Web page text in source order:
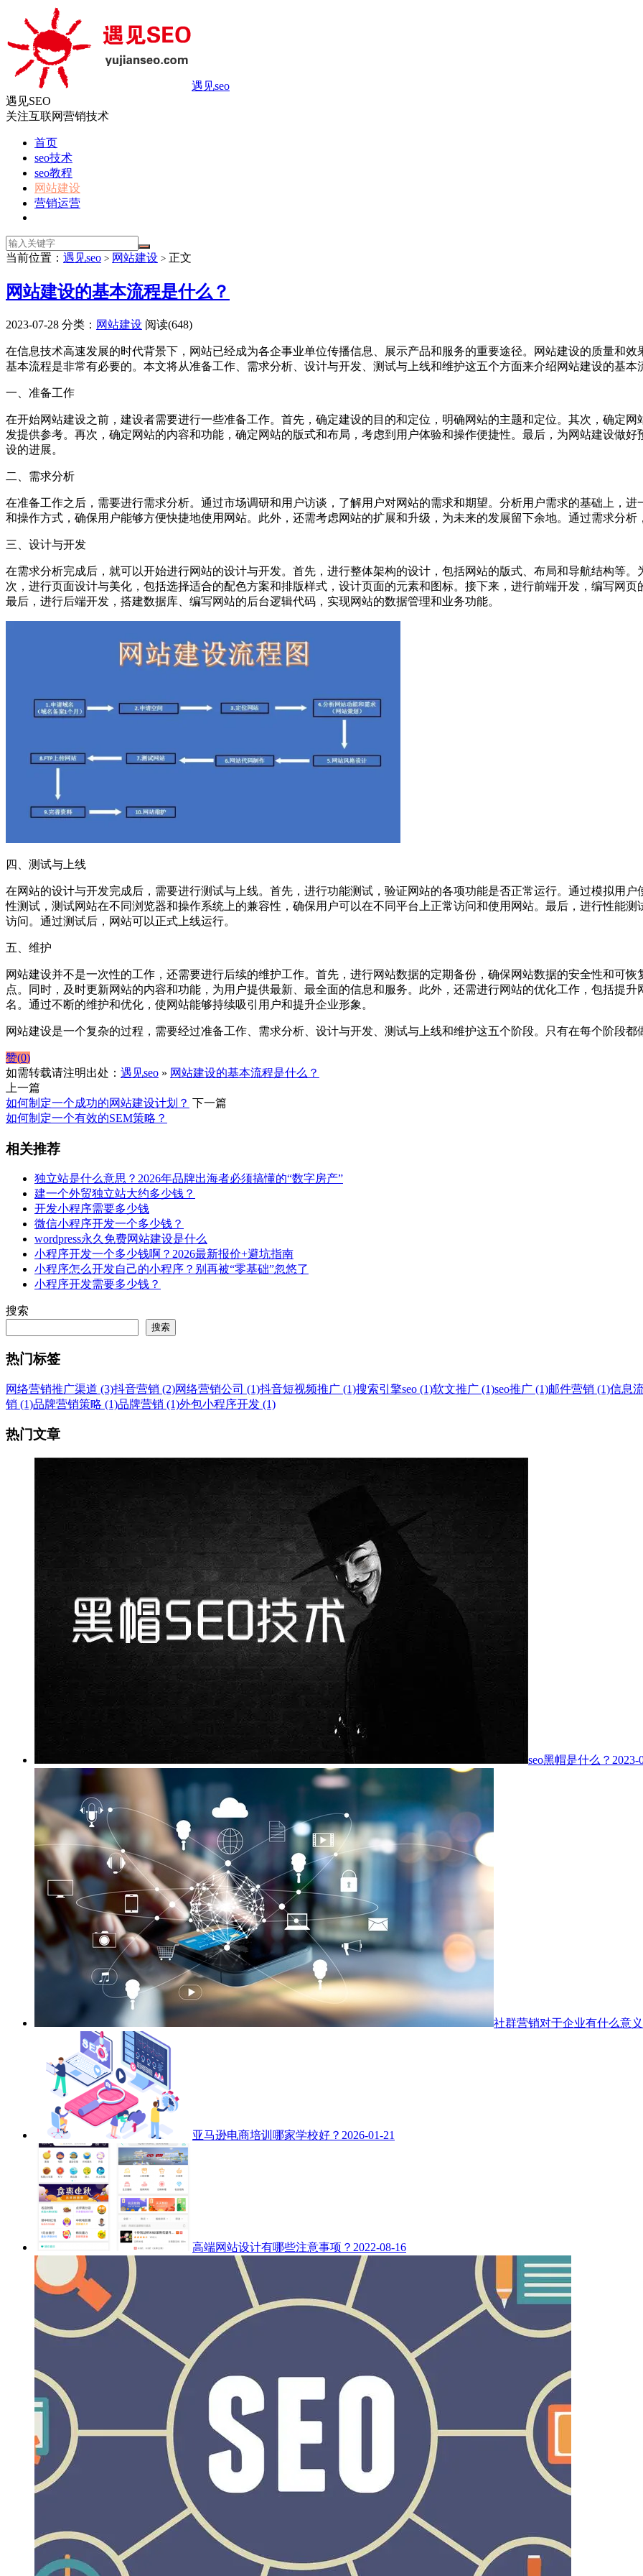
遇见seo
遇见SEO
关注互联网营销技术
首页
seo技术
seo教程
网站建设
营销运营
当前位置： 遇见seo > 网站建设 > 正文
网站建设的基本流程是什么？
2023-07-28 分类： 网站建设 阅读(648)
在信息技术高速发展的时代背景下，网站已经成为各企事业单位传播信息、展示产品和服务的重要途径。网站建设的质量和
基本流程是非常有必要的。本文将从准备工作、需求分析、设计与开发、测试与上线和维护这五个方面来介绍网站建设的基本
一、准备工作
在开始网站建设之前，建设者需要进行一些准备工作。首先，确定建设的目的和定位，明确网站的主题和定位。其次，确定
发提供参考。再次，确定网站的内容和功能，确定网站的版式和布局，考虑到用户体验和操作便捷性。最后，为网站建设做
设的进展。
二、需求分析
在准备工作之后，需要进行需求分析。通过市场调研和用户访谈，了解用户对网站的需求和期望。分析用户需求的基础上，
和操作方式，确保用户能够方便快捷地使用网站。此外，还需考虑网站的扩展和升级，为未来的发展留下余地。通过需求分析
三、设计与开发
在需求分析完成后，就可以开始进行网站的设计与开发。首先，进行整体架构的设计，包括网站的版式、布局和导航结构等
次，进行页面设计与美化，包括选择适合的配色方案和排版样式，设计页面的元素和图标。接下来，进行前端开发，编写网页
最后，进行后端开发，搭建数据库、编写网站的后台逻辑代码，实现网站的数据管理和业务功能。
四、测试与上线
在网站的设计与开发完成后，需要进行测试与上线。首先，进行功能测试，验证网站的各项功能是否正常运行。通过模拟用
性测试，测试网站在不同浏览器和操作系统上的兼容性，确保用户可以在不同平台上正常访问和使用网站。最后，进行性能
访问。通过测试后，网站可以正式上线运行。
五、维护
网站建设并不是一次性的工作，还需要进行后续的维护工作。首先，进行网站数据的定期备份，确保网站数据的安全性和可
点。同时，及时更新网站的内容和功能，为用户提供最新、最全面的信息和服务。此外，还需进行网站的优化工作，包括提
名。通过不断的维护和优化，使网站能够持续吸引用户和提升企业形象。
网站建设是一个复杂的过程，需要经过准备工作、需求分析、设计与开发、测试与上线和维护这五个阶段。只有在每个阶段都
赞(0)
如需转载请注明出处： 遇见seo » 网站建设的基本流程是什么？
上一篇
如何制定一个成功的网站建设计划？ 下一篇
如何制定一个有效的SEM策略？
相关推荐
独立站是什么意思？2026年品牌出海者必须搞懂的“数字房产”
建一个外贸独立站大约多少钱？
开发小程序需要多少钱
微信小程序开发一个多少钱？
wordpress永久免费网站建设是什么
小程序开发一个多少钱啊？2026最新报价+避坑指南
小程序怎么开发自己的小程序？别再被“零基础”忽悠了
小程序开发需要多少钱？
搜索
搜索
热门标签
网络营销推广渠道 (3)抖音营销 (2)网络营销公司 (1)抖音短视频推广 (1)搜索引擎seo (1)软文推广 (1)seo推广 (1)邮件营销 (1)信息
销 (1)品牌营销策略 (1)品牌营销 (1)外包小程序开发 (1)
热门文章
seo黑帽是什么？ 2023-
社群营销对于企业有什么意义
亚马逊电商培训哪家学校好？ 2026-01-21
高端网站设计有哪些注意事项？ 2022-08-16